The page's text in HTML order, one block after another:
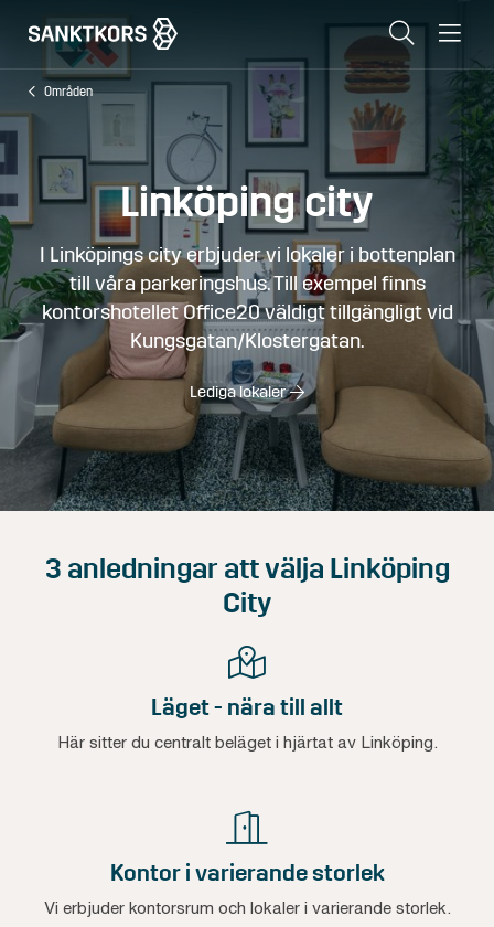
Sök
Områden
Erbjudande
Om oss
Hyresgästinfo
Kontakt
In English
Områden
Linköping city
I Linköpings city erbjuder vi lokaler i bottenplan
till våra parkeringshus. Till exempel finns
kontorshotellet Office20 väldigt tillgängligt vid
Kungsgatan/Klostergatan.
Lediga lokaler
3 anledningar att välja Linköping
City
Läget - nära till allt
Här sitter du centralt beläget i hjärtat av Linköping.
Kontor i varierande storlek
Vi erbjuder kontorsrum och lokaler i varierande storlek.